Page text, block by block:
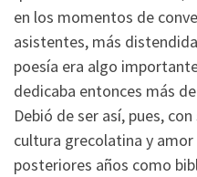
en los momentos de
asistentes, más
poesía era algo
dedicaba entonces más
Debió de ser así, pues,
cultura grecolatina y amor
posteriores años como